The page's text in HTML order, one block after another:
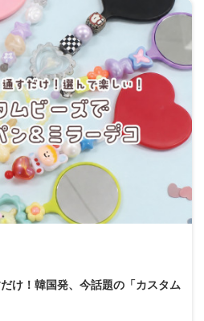
け！韓国発、今話題の「カスタム